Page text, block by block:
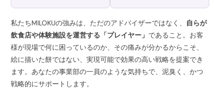
私たちMILOKUの強みは、ただのアドバイザーではなく、 自らが
飲食店や体験施設を運営する「プレイヤー」 であること。お客
様が現場で何に困っているのか、その痛みが分かるからこそ、
絵に描いた餅ではない、実現可能で効果の高い戦略を提案でき
ます。あなたの事業部の一員のような気持ちで、泥臭く、かつ
戦略的にサポートします。